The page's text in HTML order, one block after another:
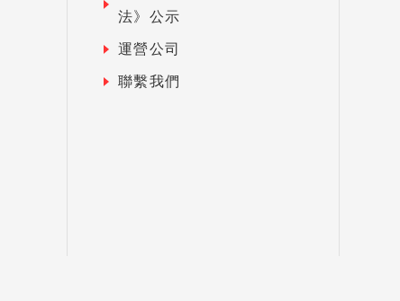
法》公示
運營公司
聯繫我們